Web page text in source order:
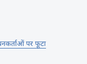
पर फूटा